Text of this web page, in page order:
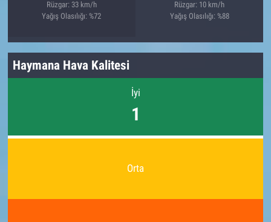
Rüzgar: 33 km/h
Yağış Olasılığı: %72
Rüzgar: 10 km/h
Yağış Olasılığı: %88
Haymana Hava Kalitesi
İyi
1
Orta